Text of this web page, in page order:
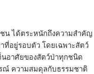
น ได้ตระหนักถึงความสำคัญ
อยู่รอบตัว โดยเฉพาะสัตว์
อาศัยของสัตว์ป่าทุกชนิด
ณ์ ความสมดุลกับธรรมชาติ